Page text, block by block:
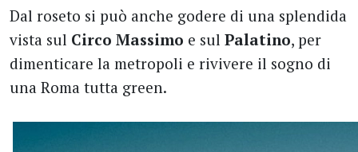
Dal roseto si può anche godere di una splendida
vista sul Circo Massimo e sul Palatino, per
dimenticare la metropoli e rivivere il sogno di
una Roma tutta green.